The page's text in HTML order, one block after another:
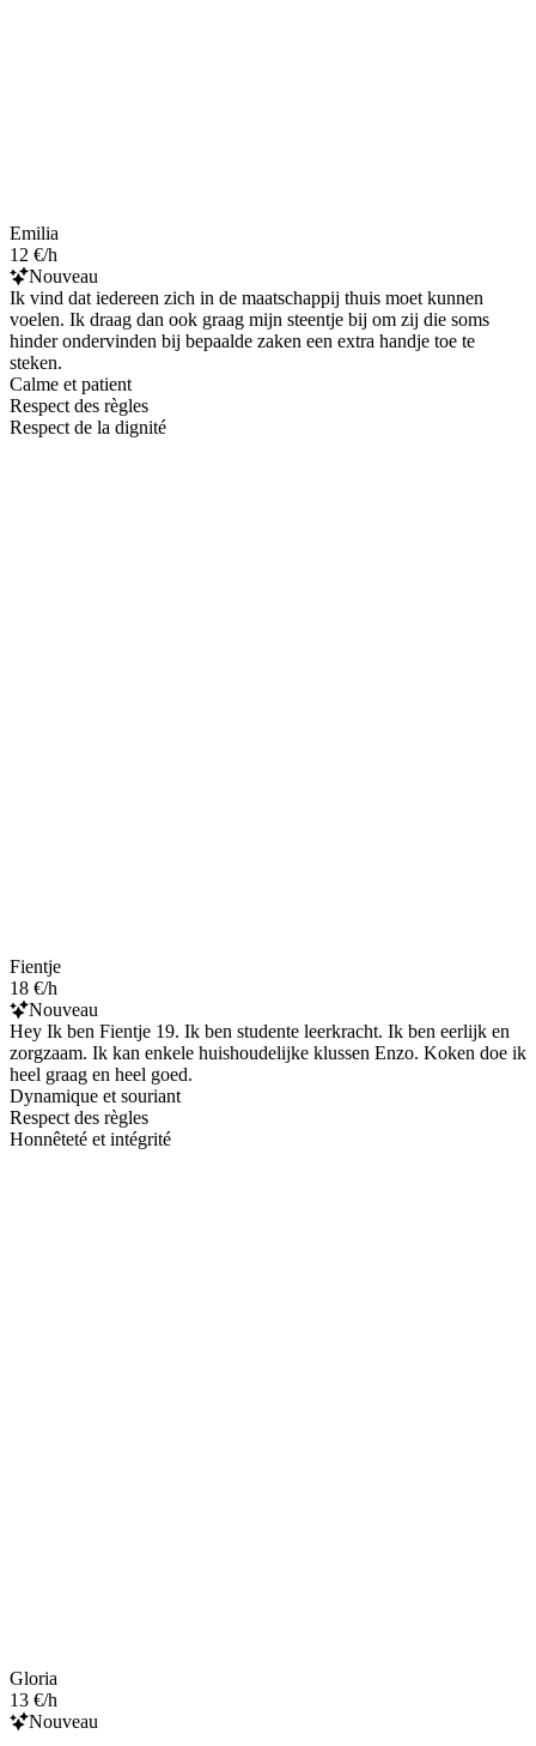
Emilia
12 €/h
Nouveau
Ik vind dat iedereen zich in de maatschappij thuis moet kunnen
voelen. Ik draag dan ook graag mijn steentje bij om zij die soms
hinder ondervinden bij bepaalde zaken een extra handje toe te
steken.
Calme et patient
Respect des règles
Respect de la dignité
Fientje
18 €/h
Nouveau
Hey Ik ben Fientje 19. Ik ben studente leerkracht. Ik ben eerlijk en
zorgzaam. Ik kan enkele huishoudelijke klussen Enzo. Koken doe ik
heel graag en heel goed.
Dynamique et souriant
Respect des règles
Honnêteté et intégrité
Gloria
13 €/h
Nouveau